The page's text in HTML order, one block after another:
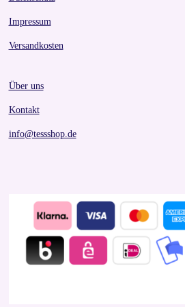
Impressum
Versandkosten
Über uns
Kontakt
info@tessshop.de